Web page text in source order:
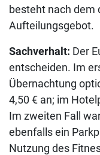
besteht nach dem
Aufteilungsgebot.
Sachverhalt: Der
entscheiden. Im
Übernachtung
4,50 € an; im
Im zweiten Fall
ebenfalls ein
Nutzung des